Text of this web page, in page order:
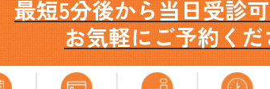
最短5分後から当日受診可
お気軽にご予約くだ